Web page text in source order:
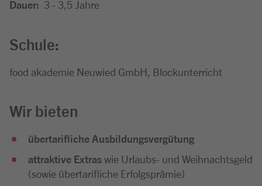
Dauer: 3 - 3,5 Jahre
Schule:
food akademie Neuwied GmbH, Blockunterricht
Wir bieten
übertarifliche Ausbildungsvergütung
attraktive Extraswie Urlaubs- und Weihnachtsgeld
(sowie übertarifliche Erfolgsprämie)